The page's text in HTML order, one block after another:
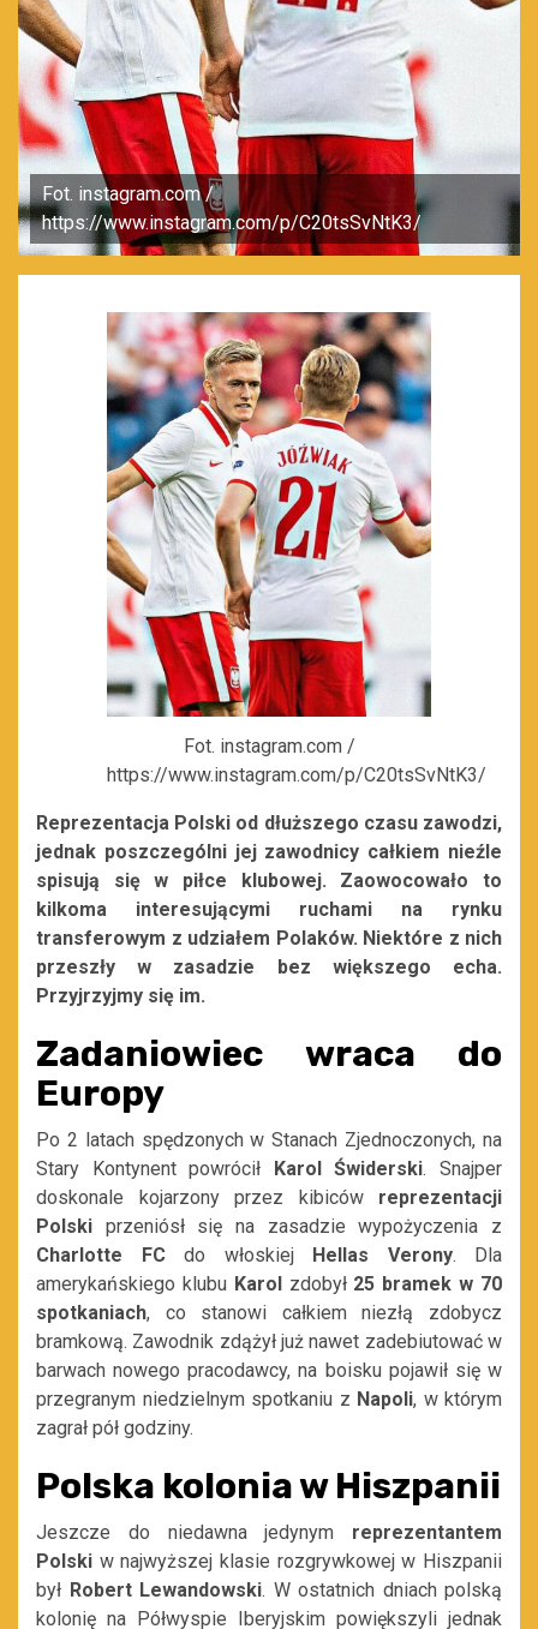
Fot. instagram.com /
https://www.instagram.com/p/C20tsSvNtK3/
Fot. instagram.com /
https://www.instagram.com/p/C20tsSvNtK3/
Reprezentacja Polski od dłuższego czasu zawodzi,
jednak poszczególni jej zawodnicy całkiem nieźle
spisują się w piłce klubowej. Zaowocowało to
kilkoma interesującymi ruchami na rynku
transferowym z udziałem Polaków. Niektóre z nich
przeszły w zasadzie bez większego echa.
Przyjrzyjmy się im.
Zadaniowiec wraca do
Europy
Po 2 latach spędzonych w Stanach Zjednoczonych, na
Stary Kontynent powrócił
Karol Świderski. Snajper
doskonale kojarzony przez kibiców reprezentacji
Polski przeniósł się na zasadzie wypożyczenia z
Charlotte FCdo włoskiej Hellas Verony. Dla
amerykańskiego klubu Karol zdobył 25 bramek w 70
spotkaniach, co stanowi całkiem niezłą zdobycz
bramkową. Zawodnik zdążył już nawet zadebiutować w
barwach nowego pracodawcy, na boisku pojawił się w
przegranym niedzielnym spotkaniu z Napoli, w którym
zagrał pół godziny.
Polska kolonia w Hiszpanii
Jeszcze do niedawna jedynym reprezentantem
Polski w najwyższej klasie rozgrywkowej w Hiszpanii
był Robert Lewandowski. W ostatnich dniach polską
kolonię na Półwyspie Iberyjskim powiększyli jednak